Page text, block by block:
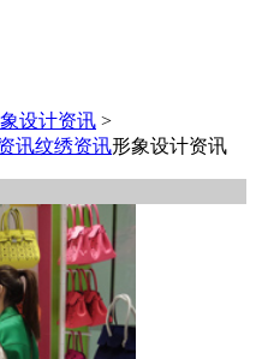
设计资讯 >
讯纹绣资讯形象设计资讯